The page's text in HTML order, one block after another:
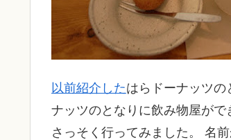
以前紹介したはらドーナッツの
ナッツのとなりに飲み物屋が
さっそく行ってみました。 名